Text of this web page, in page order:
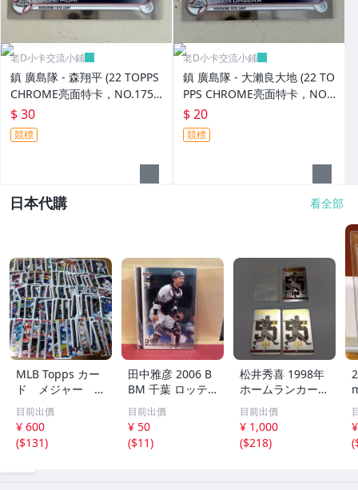
老D小卡交流小鋪
鎮 廣島隊 - 森翔平 (22 TOPPS
CHROME亮面特卡，NO.175)
RC新人卡
$ 30
競標
老D小卡交流小鋪
鎮 廣島隊 - 大瀨良大地 (22 TO
PPS CHROME亮面特卡，NO.
176)
$ 20
競標
日本代購 看全部
MLB Topps カー
ド メジャー 1
00枚 2
目前出價
¥ 600
($131)
田中雅彦 2006 B
BM 千葉 ロッテ
マリーンズ トレ
カ プロ野球 カー
ド M37 スポーツ
アスリート トレ
目前出價
¥ 50
($11)
松井秀喜 1998年
ホームランカード
150号 記念カード
3枚セット 読売ジ
ャイアンツ 日本
テレビ 劇空間プ
目前出價
¥ 1,000
($218)
(